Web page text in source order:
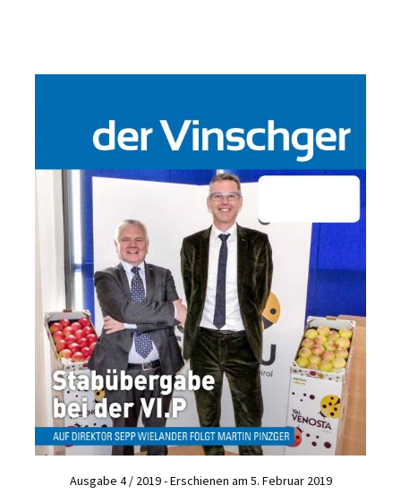
Ausgabe 4 / 2019 - Erschienen am 5. Februar 2019